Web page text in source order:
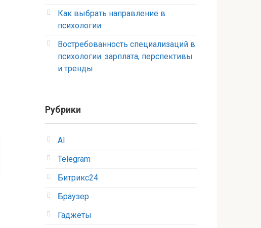
Как выбрать направление в
психологии
Востребованность специализаций в
психологии: зарплата, перспективы
и тренды
Рубрики
AI
Telegram
Битрикс24
Браузер
Гаджеты